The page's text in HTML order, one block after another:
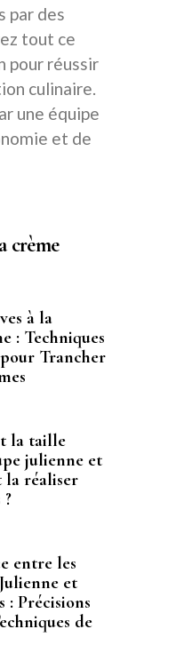
par des
tout ce
pour réussir
culinaire.
une équipe
et de
crème
à la
: Techniques
Trancher
la taille
julienne et
la réaliser
entre les
et
: Précisions
de